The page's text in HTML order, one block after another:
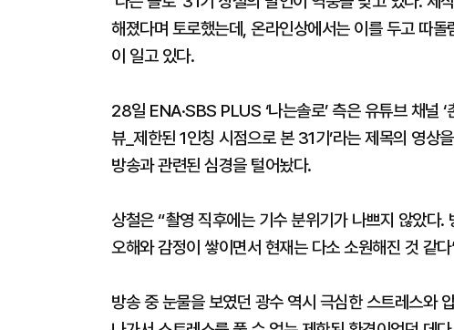
해졌다며 토로했는데, 온라인상에서는 이를 두고 따
이 일고 있다.
28일 ENA·SBS PLUS ‘나는솔로’ 측은 유튜브 채널
뷰_제한된 1인칭 시점으로 본 31기’라는 제목의 영상
방송과 관련된 심경을 털어놨다.
상철은 “촬영 직후에는 기수 분위기가 나쁘지 않았다
오해와 감정이 쌓이면서 현재는 다소 소원해진 것 같
방송 중 눈물을 보였던 광수 역시 극심한 스트레스와